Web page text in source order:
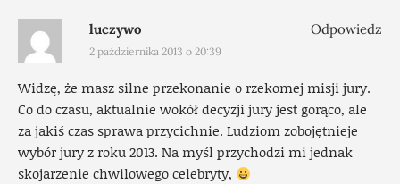
luczywo
2 października 2013 o 20:39
Widzę, że masz silne przekonanie o rzekomej misji jury.
Co do czasu, aktualnie wokół decyzji jury jest gorąco, ale
za jakiś czas sprawa przycichnie. Ludziom zobojętnieje
wybór jury z roku 2013. Na myśl przychodzi mi jednak
skojarzenie chwilowego celebryty,
Odpowiedz